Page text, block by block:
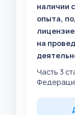
наличии
опыта,
на
Часть 3